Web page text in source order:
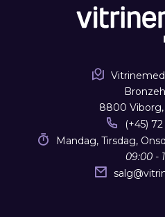
8800
(+45)
Mandag, Tirsdag,
09:00 -
salg@